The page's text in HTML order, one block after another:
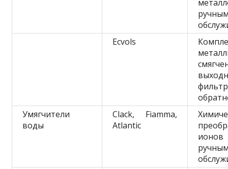
Ecvols
Умягчители
воды
Clack, Fiamma,
Atlantic
ионов